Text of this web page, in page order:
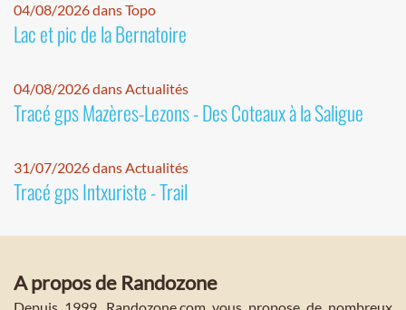
04/08/2026 dans Topo
Lac et pic de la Bernatoire
04/08/2026 dans Actualités
Tracé gps Mazères-Lezons - Des Coteaux à la Saligue
31/07/2026 dans Actualités
Tracé gps Intxuriste - Trail
A propos de Randozone
Depuis 1999, Randozone.com vous propose de nombreux